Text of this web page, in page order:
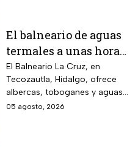
El balneario de aguas
termales a unas horas
de Naucalpan con
entrada desde $100
pesos para este grupo
de adultos mayores
El Balneario La Cruz, en
Tecozautla, Hidalgo, ofrece
albercas, toboganes y aguas
termales, con tarifas
05 agosto, 2026